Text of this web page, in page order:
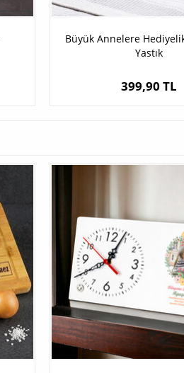
Büyük Annelere
Yastık
399,90 TL